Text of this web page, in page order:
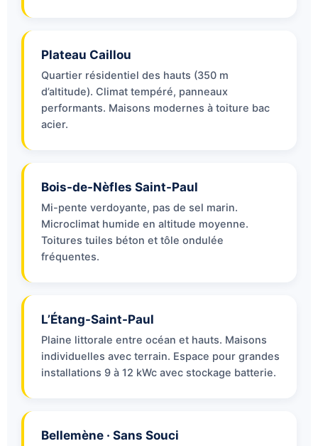
Plateau Caillou
Quartier résidentiel des hauts (350 m
d’altitude). Climat tempéré, panneaux
performants. Maisons modernes à toiture bac
acier.
Bois-de-Nèfles Saint-Paul
Mi-pente verdoyante, pas de sel marin.
Microclimat humide en altitude moyenne.
Toitures tuiles béton et tôle ondulée
fréquentes.
L’Étang-Saint-Paul
Plaine littorale entre océan et hauts. Maisons
individuelles avec terrain. Espace pour grandes
installations 9 à 12 kWc avec stockage batterie.
Bellemène · Sans Souci